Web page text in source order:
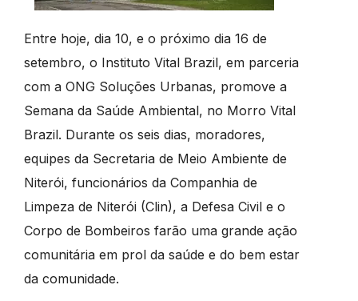
Entre hoje, dia 10, e o próximo dia 16 de
setembro, o Instituto Vital Brazil, em parceria
com a ONG Soluções Urbanas, promove a
Semana da Saúde Ambiental, no Morro Vital
Brazil. Durante os seis dias, moradores,
equipes da Secretaria de Meio Ambiente de
Niterói, funcionários da Companhia de
Limpeza de Niterói (Clin), a Defesa Civil e o
Corpo de Bombeiros farão uma grande ação
comunitária em prol da saúde e do bem estar
da comunidade.